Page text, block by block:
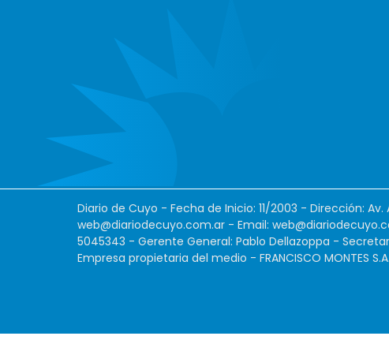
Diario de Cuyo - Fecha de Inicio: 11/2003 - Dirección:
web@diariodecuyo.com.ar - Email:
5045343 - Gerente General: Pablo Dellazoppa -
Empresa propietaria del medio - FRANCISCO MONTES